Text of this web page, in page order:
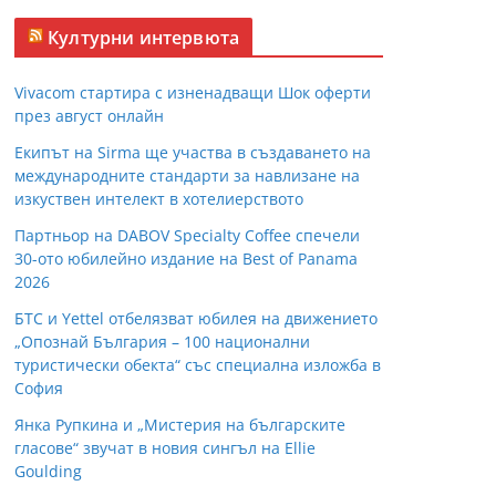
Културни интервюта
Vivacom стартира с изненадващи Шок оферти
през август онлайн
Екипът на Sirma ще участва в създаването на
международните стандарти за навлизане на
изкуствен интелект в хотелиерството
Партньор на DABOV Specialty Coffee спечели
30-ото юбилейно издание на Best of Panama
2026
БТС и Yettel отбелязват юбилея на движението
„Опознай България – 100 национални
туристически обекта“ със специална изложба в
София
Янка Рупкина и „Мистерия на българските
гласове“ звучат в новия сингъл на Ellie
Goulding